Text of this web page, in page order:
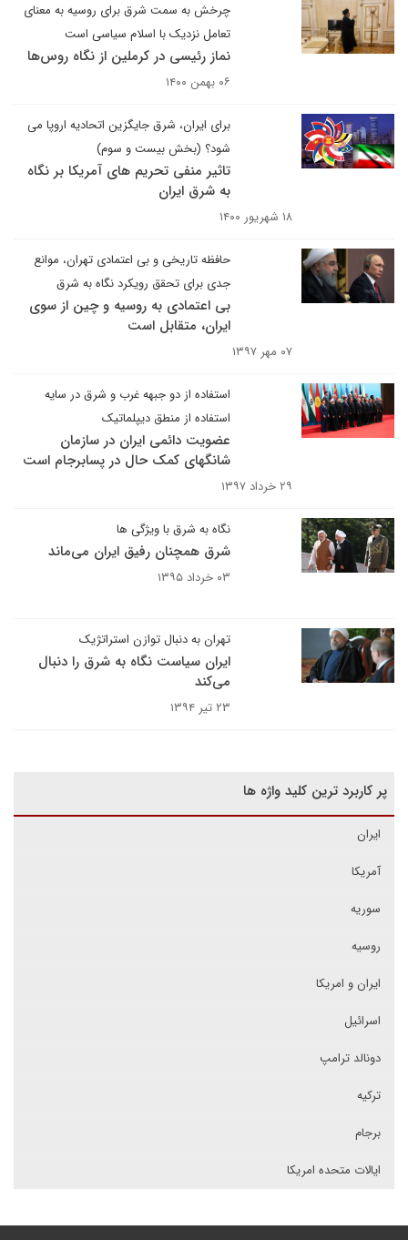
چرخش به سمت شرق برای روسیه به معنای
تعامل نزدیک با اسلام سیاسی است
نماز رئیسی در کرملین از نگاه روس‌ها
۰۶ بهمن ۱۴۰۰
برای ایران، شرق جایگزین اتحادیه اروپا می
شود؟ (بخش بیست و سوم)
تاثیر منفی تحریم های آمریکا بر نگاه
به شرق ایران
۱۸ شهریور ۱۴۰۰
حافظه تاریخی و بی اعتمادی تهران، موانع
جدی برای تحقق رویکرد نگاه به شرق
بی اعتمادی به روسیه و چین از سوی
ایران، متقابل است
۰۷ مهر ۱۳۹۷
استفاده از دو جبهه غرب و شرق در سایه
استفاده از منطق دیپلماتیک
عضویت دائمی ایران در سازمان
شانگهای کمک حال در پسابرجام است
۲۹ خرداد ۱۳۹۷
نگاه به شرق با ویژگی ها
شرق همچنان رفیق ایران می‌ماند
۰۳ خرداد ۱۳۹۵
تهران به دنبال توازن استراتژیک
ایران سیاست نگاه به شرق را دنبال
می‌کند
۲۳ تیر ۱۳۹۴
پر کاربرد ترین کلید واژه ها
ایران
آمریکا
سوریه
روسیه
ایران و امریکا
اسرائیل
دونالد ترامپ
ترکیه
برجام
ایالات متحده امریکا